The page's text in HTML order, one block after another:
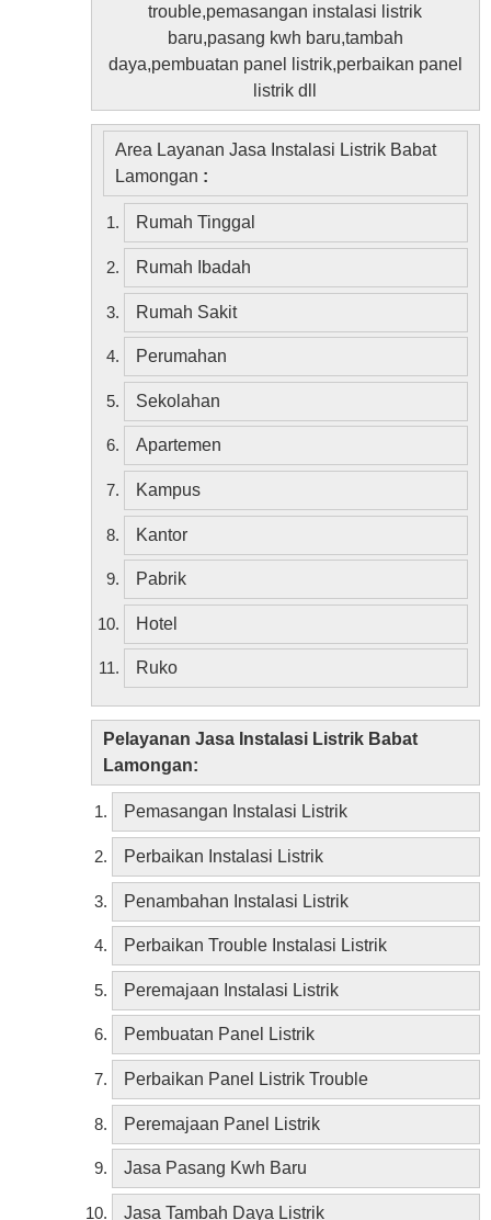
trouble,pemasangan instalasi listrik
baru,pasang kwh baru,tambah
daya,pembuatan panel listrik,perbaikan panel
listrik dll
Area Layanan Jasa Instalasi Listrik Babat
Lamongan :
Rumah Tinggal
Rumah Ibadah
Rumah Sakit
Perumahan
Sekolahan
Apartemen
Kampus
Kantor
Pabrik
Hotel
Ruko
Pelayanan Jasa Instalasi Listrik Babat
Lamongan:
Pemasangan Instalasi Listrik
Perbaikan Instalasi Listrik
Penambahan Instalasi Listrik
Perbaikan Trouble Instalasi Listrik
Peremajaan Instalasi Listrik
Pembuatan Panel Listrik
Perbaikan Panel Listrik Trouble
Peremajaan Panel Listrik
Jasa Pasang Kwh Baru
Jasa Tambah Daya Listrik